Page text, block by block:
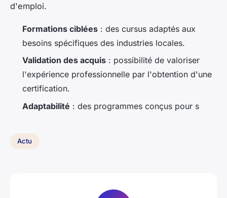
d'emploi.
Formations ciblées : des cursus adaptés aux
besoins spécifiques des industries locales.
Validation des acquis : possibilité de valoriser
l'expérience professionnelle par l'obtention d'une
certification.
Adaptabilité : des programmes conçus pour s
Actu